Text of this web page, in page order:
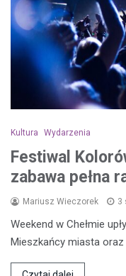
Kultura Wydarzenia
Festiwal
zabawa pełna
Mariusz Wieczorek 3
Weekend w Chełmie
Mieszkańcy miasta